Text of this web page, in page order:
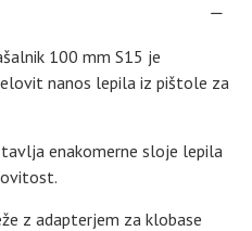
100 mm S15 je
nanos lepila iz pištole za
enakomerne sloje lepila
z adapterjem za klobase